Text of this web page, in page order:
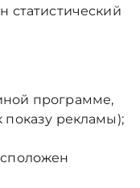
статистический
программе,
показу рекламы);